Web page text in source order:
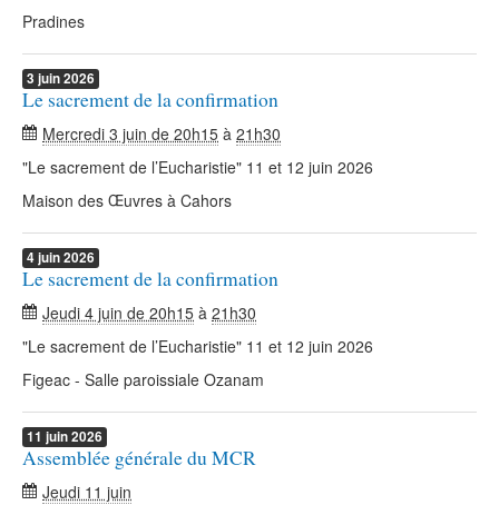
Pradines
3 juin2026
Le sacrement de la confirmation
Mercredi 3 juin de 20h15 à 21h30
"Le sacrement de l’Eucharistie" 11 et 12 juin 2026
Maison des Œuvres à Cahors
4juin2026
Le sacrement de la confirmation
Jeudi 4 juin de 20h15 à 21h30
"Le sacrement de l’Eucharistie" 11 et 12 juin 2026
Figeac - Salle paroissiale Ozanam
11 juin2026
Assemblée générale du MCR
Jeudi 11 juin